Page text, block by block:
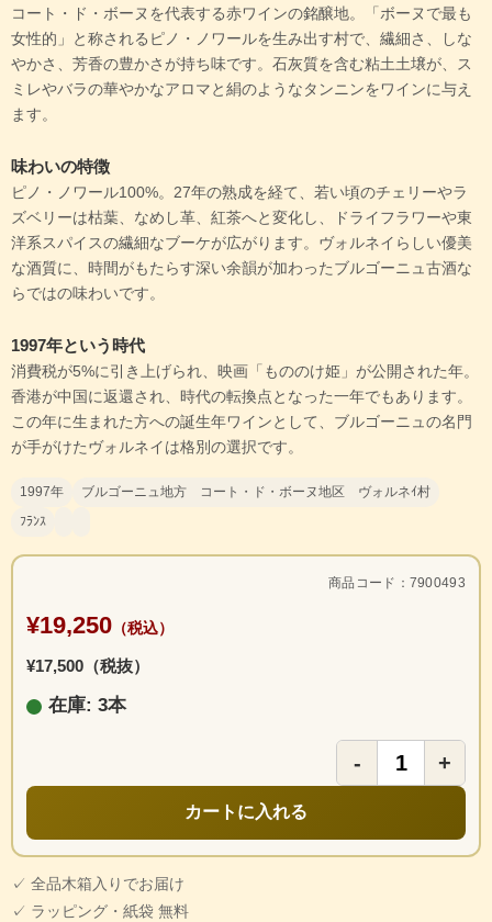
コート・ド・ボーヌを代表する赤ワインの銘醸地。「ボーヌで最も
女性的」と称されるピノ・ノワールを生み出す村で、繊細さ、しな
やかさ、芳香の豊かさが持ち味です。石灰質を含む粘土土壌が、ス
ミレやバラの華やかなアロマと絹のようなタンニンをワインに与え
ます。
味わいの特徴
ピノ・ノワール100%。27年の熟成を経て、若い頃のチェリーやラ
ズベリーは枯葉、なめし革、紅茶へと変化し、ドライフラワーや東
洋系スパイスの繊細なブーケが広がります。ヴォルネイらしい優美
な酒質に、時間がもたらす深い余韻が加わったブルゴーニュ古酒な
らではの味わいです。
1997年という時代
消費税が5%に引き上げられ、映画「もののけ姫」が公開された年。
香港が中国に返還され、時代の転換点となった一年でもあります。
この年に生まれた方への誕生年ワインとして、ブルゴーニュの名門
が手がけたヴォルネイは格別の選択です。
1997年
ブルゴーニュ地方 コート・ド・ボーヌ地区 ヴォルネｲ村
ﾌﾗﾝｽ
商品コード：7900493
¥19,250 （税込）
¥17,500（税抜）
在庫: 3本
- +
カートに入れる
✓ 全品木箱入りでお届け
✓ ラッピング・紙袋 無料